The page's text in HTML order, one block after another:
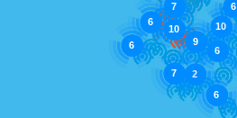
7
6
6
10 10
2
9
6
7
6
6